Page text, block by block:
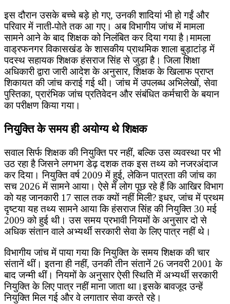
इस दौरान उसके बच्चे बड़े हो गए, उनकी शादियां भी हो गईं और
परिवार में नाती-पोते तक आ गए। अब विभागीय जांच में मामला
सामने आने के बाद शिक्षक को निलंबित कर दिया गया है।मामला
वाड्रफनगर विकासखंड के शासकीय प्राथमिक शाला बुड़ाटांड़ में
पदस्थ सहायक शिक्षक हंसराज सिंह से जुड़ा है। जिला शिक्षा
अधिकारी द्वारा जारी आदेश के अनुसार, शिक्षक के खिलाफ प्राप्त
शिकायत की जांच कराई गई थी। जांच में उपलब्ध अभिलेखों, सेवा
पुस्तिका, प्रारंभिक जांच प्रतिवेदन और संबंधित कर्मचारी के बयान
का परीक्षण किया गया।
नियुक्ति के समय ही अयोग्य थे शिक्षक
सवाल सिर्फ शिक्षक की नियुक्ति पर नहीं, बल्कि उस व्यवस्था पर भी
उठ रहा है जिसने लगभग डेढ़ दशक तक इस तथ्य को नजरअंदाज
कर दिया। नियुक्ति वर्ष 2009 में हुई, लेकिन पात्रता की जांच का
सच 2026 में सामने आया। ऐसे में लोग पूछ रहे हैं कि आखिर विभाग
को यह जानकारी 17 साल तक क्यों नहीं मिली? इधर, जांच में प्रथम
दृष्टया यह तथ्य सामने आया कि हंसराज सिंह की नियुक्ति 30 मई
2009 को हुई थी। उस समय प्रभावी नियमों के अनुसार दो से
अधिक संतान वाले अभ्यर्थी सरकारी सेवा के लिए पात्र नहीं थे।
विभागीय जांच में पाया गया कि नियुक्ति के समय शिक्षक की चार
संतानें थीं। इतना ही नहीं, उनकी तीन संतानें 26 जनवरी 2001 के
बाद जन्मी थीं। नियमों के अनुसार ऐसी स्थिति में अभ्यर्थी सरकारी
नियुक्ति के लिए पात्र नहीं माना जाता था।इसके बावजूद उन्हें
नियुक्ति मिल गई और वे लगातार सेवा करते रहे।